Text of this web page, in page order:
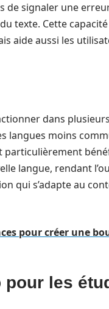
de signaler une
texte. Cette
aide aussi les
dans
langues moins
particulièrement
langue, rendant
qui s’adapte au
pour créer une
les